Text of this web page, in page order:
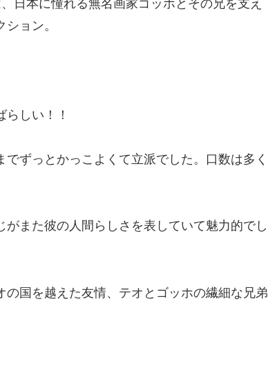
日本に憧れる無名画家ゴッホとその兄を支え
ョン。
しい！！
ずっとかっこよくて立派でした。口数は多く
また彼の人間らしさを表していて魅力的でし
国を越えた友情、テオとゴッホの繊細な兄弟